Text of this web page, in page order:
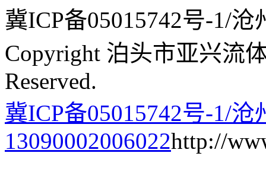
冀ICP备05015742号-1/沧
Copyright 泊头市亚兴流
Reserved.
冀ICP备05015742号-1/沧
13090002006022http://